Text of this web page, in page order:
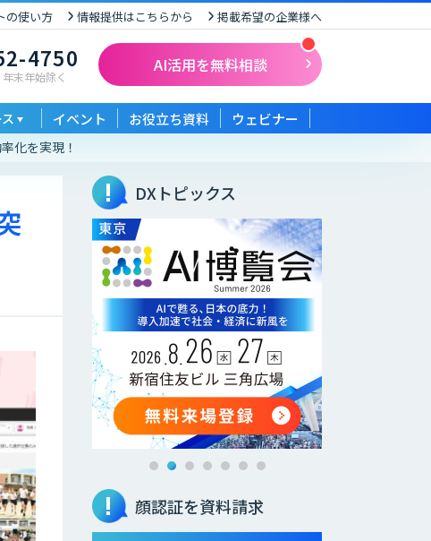
の使い方 情報提供はこちらから 掲載希望の企業様へ
4750
末年始除く
AI活用を無料相談
イベント お役立ち資料 ウェビナー
化を実現！
DXトピックス
顔認証を資料請求